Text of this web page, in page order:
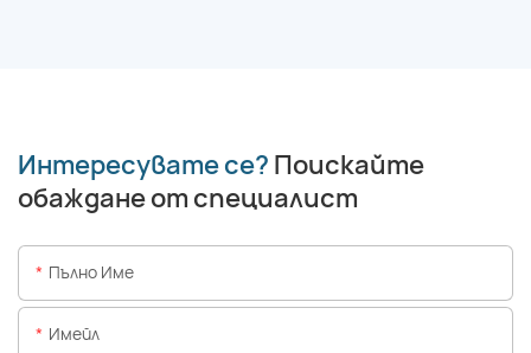
Интересувате се? Поискайте
обаждане от специалист
Пълно Име
Имейл